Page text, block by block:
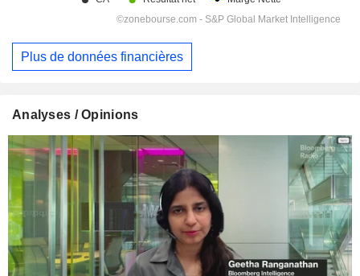
Plus de données financières
Analyses / Opinions